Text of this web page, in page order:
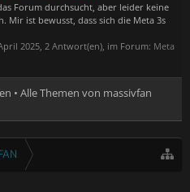
Forum durchsucht, aber leider keine
Mir ist bewusst, dass sich die Meta 3s
2025, 2 Antwort(en), im Forum: Meta
Alle Themen von massivfan